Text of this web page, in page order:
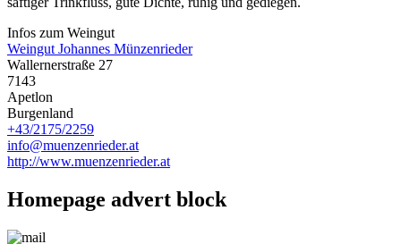
Infos zum Weingut
Weingut Johannes Münzenrieder
Wallernerstraße 27
7143
Apetlon
Burgenland
+43/2175/2259
info@muenzenrieder.at
http://www.muenzenrieder.at
Homepage advert block